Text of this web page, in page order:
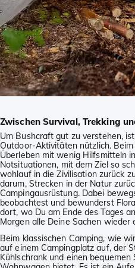
Zwischen Survival, Trekking
Um Bushcraft gut zu verstehen,
Outdoor-Aktivitäten nützlich.
Überleben mit wenig Hilfsmitteln
Notsituationen, mit dem Ziel so
wohlauf in die Zivilisation zurück
darum, Strecken in der Natur
Campingausrüstung. Dabei
beobachtest und bewunderst
dort, wo Du am Ende des Tages
Morgen alle Deine Sachen wieder
Beim klassischen Camping, wie
auf einem Campingplatz auf, der
Kühlschrank und einen